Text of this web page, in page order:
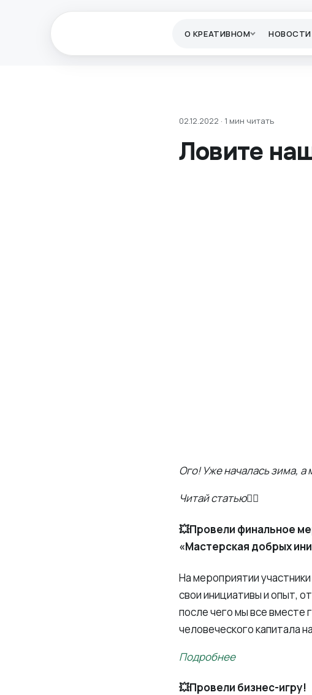
О КРЕАТИВНОМ НОВОСТИ
02.12.2022 · 1 мин читать
Ловите
Ого! Уже началась зима, а
Читай статью👇🏻
💥Провели финальное
«Мастерская добрых
На мероприятии
свои инициативы и опыт,
после чего мы все вместе
человеческого капитала
Подробнее
💥Провели бизнес-игру!